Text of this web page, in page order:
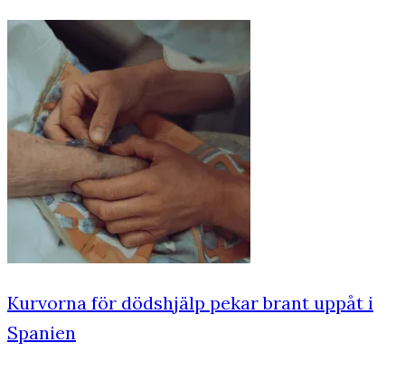
Kurvorna för dödshjälp pekar brant uppåt i
Spanien